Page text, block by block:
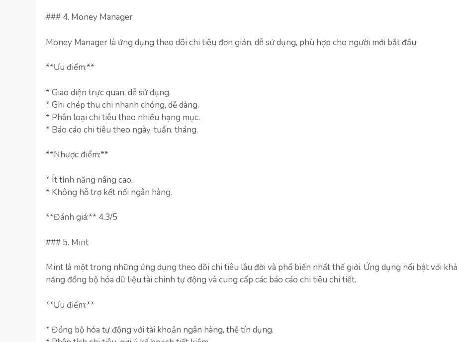
### 4. Money Manager
Money Manager là ứng dụng theo dõi chi tiêu đơn giản, dễ sử dụng, phù hợp cho người mới bắt đầu.
**Ưu điểm:**
* Giao diện trực quan, dễ sử dụng.
* Ghi chép thu chi nhanh chóng, dễ dàng.
* Phân loại chi tiêu theo nhiều hạng mục.
* Báo cáo chi tiêu theo ngày, tuần, tháng.
**Nhược điểm:**
* Ít tính năng nâng cao.
* Không hỗ trợ kết nối ngân hàng.
**Đánh giá:** 4.3/5
### 5. Mint
Mint là một trong những ứng dụng theo dõi chi tiêu lâu đời và phổ biến nhất thế giới. Ứng dụng nổi bật với khả
năng đồng bộ hóa dữ liệu tài chính tự động và cung cấp các báo cáo chi tiêu chi tiết.
**Ưu điểm:**
* Đồng bộ hóa tự động với tài khoản ngân hàng, thẻ tín dụng.